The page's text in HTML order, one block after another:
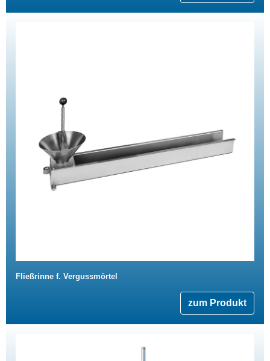
Fließrinne f. Vergussmörtel
zum Produkt